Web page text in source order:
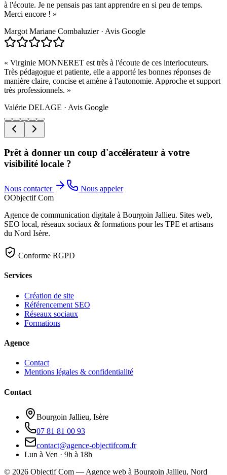
à l'écoute. Je ne pensais pas tant apprendre en si peu de temps.
Merci encore ! »
Margot Mariane Combaluzier· Avis Google
« Virginie MONNERET est très à l'écoute de ces interlocuteurs.
Très pédagogue et patiente, elle a apporté les bonnes réponses de
manière claire, concise et amène à l'autonomie. Approche et support
très professionnels. »
Valérie DELAGE · Avis Google
Prêt à donner un coup d'accélérateur à votre
visibilité locale ?
Nous contacter
Nous appeler
OObjectif Com
Agence de communication digitale à Bourgoin Jallieu. Sites web,
SEO local, réseaux sociaux & formations pour les TPE et artisans
du Nord Isère.
Conforme RGPD
Services
Création de site
Référencement SEO
Réseaux sociaux
Formations
Agence
Contact
Mentions légales & confidentialité
Contact
Bourgoin Jallieu, Isère
07 81 81 00 93
contact@agence-objectifcom.fr
Lun à Ven · 9h à 18h
© 2026 Objectif Com — Agence web à Bourgoin Jallieu, Nord